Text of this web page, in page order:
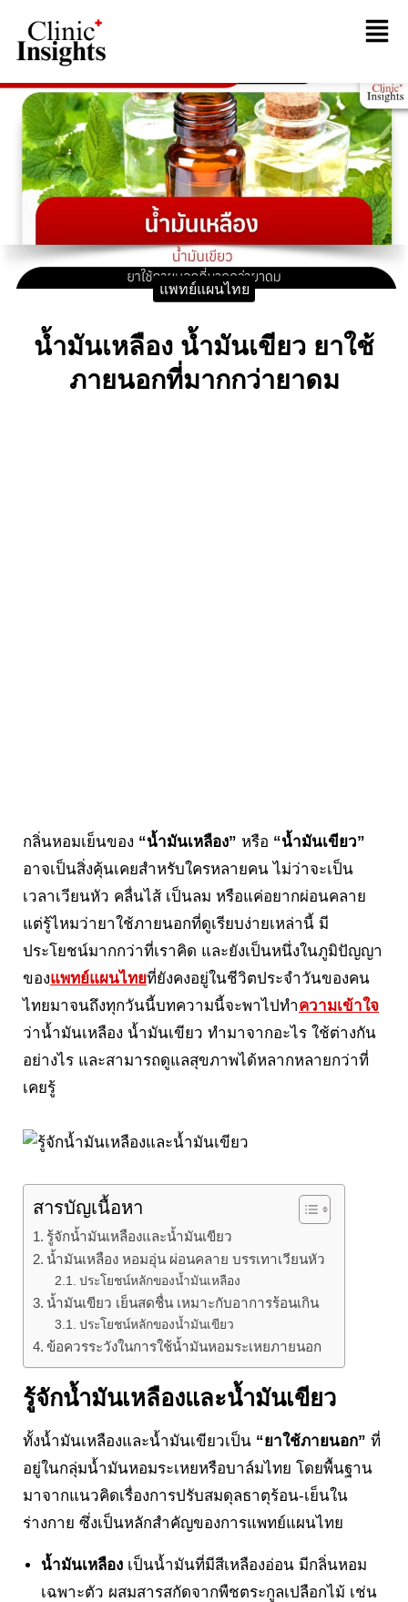
แพทย์แผนไทย
น้ำมันเหลือง น้ำมันเขียว ยาใช้
ภายนอกที่มากกว่ายาดม
กลิ่นหอมเย็นของ “น้ำมันเหลือง” หรือ “น้ำมันเขียว”
อาจเป็นสิ่งคุ้นเคยสำหรับใครหลายคน ไม่ว่าจะเป็น
เวลาเวียนหัว คลื่นไส้ เป็นลม หรือแค่อยากผ่อนคลาย
แต่รู้ไหมว่ายาใช้ภายนอกที่ดูเรียบง่ายเหล่านี้ มี
ประโยชน์มากกว่าที่เราคิด และยังเป็นหนึ่งในภูมิปัญญา
ของแพทย์แผนไทยที่ยังคงอยู่ในชีวิตประจำวันของคน
ไทยมาจนถึงทุกวันนี้บทความนี้จะพาไปทำความเข้าใจ
ว่าน้ำมันเหลือง น้ำมันเขียว ทำมาจากอะไร ใช้ต่างกัน
อย่างไร และสามารถดูแลสุขภาพได้หลากหลายกว่าที่
เคยรู้
สารบัญเนื้อหา
รู้จักน้ำมันเหลืองและน้ำมันเขียว
น้ำมันเหลือง หอมอุ่น ผ่อนคลาย บรรเทาเวียนหัว
ประโยชน์หลักของน้ำมันเหลือง
น้ำมันเขียว เย็นสดชื่น เหมาะกับอาการร้อนเกิน
ประโยชน์หลักของน้ำมันเขียว
ข้อควรระวังในการใช้น้ำมันหอมระเหยภายนอก
รู้จักน้ำมันเหลืองและน้ำมันเขียว
ทั้งน้ำมันเหลืองและน้ำมันเขียวเป็น “ยาใช้ภายนอก” ที่
อยู่ในกลุ่มน้ำมันหอมระเหยหรือบาล์มไทย โดยพื้นฐาน
มาจากแนวคิดเรื่องการปรับสมดุลธาตุร้อน-เย็นใน
ร่างกาย ซึ่งเป็นหลักสำคัญของการแพทย์แผนไทย
น้ำมันเหลือง เป็นน้ำมันที่มีสีเหลืองอ่อน มีกลิ่นหอม
เฉพาะตัว ผสมสารสกัดจากพืชตระกูลเปลือกไม้ เช่น